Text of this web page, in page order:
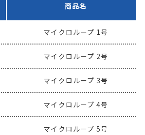
商品名
マイクロループ 1号
マイクロループ 2号
マイクロループ 3号
マイクロループ 4号
マイクロループ 5号